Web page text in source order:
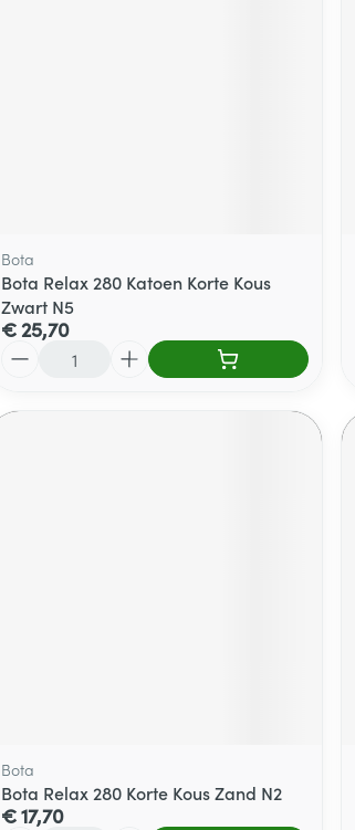
Bota
Bota Relax 280 Katoen Korte Kous
Zwart N5
€ 25,70
Bota
Bota Relax 280 Korte Kous Zand N2
€ 17,70